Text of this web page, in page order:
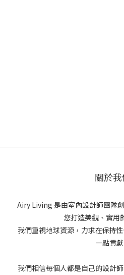
關於
Airy Living 是由室內設計師團隊
您打造美觀、實用
我們重視地球資源，力求在保持
一點貢獻
我們相信每個人都是自己的設計